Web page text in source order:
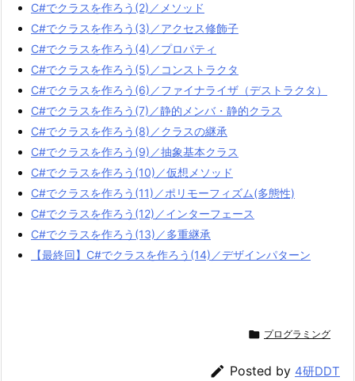
C#でクラスを作ろう(2)／メソッド
C#でクラスを作ろう(3)／アクセス修飾子
C#でクラスを作ろう(4)／プロパティ
C#でクラスを作ろう(5)／コンストラクタ
C#でクラスを作ろう(6)／ファイナライザ（デストラクタ）
C#でクラスを作ろう(7)／静的メンバ・静的クラス
C#でクラスを作ろう(8)／クラスの継承
C#でクラスを作ろう(9)／抽象基本クラス
C#でクラスを作ろう(10)／仮想メソッド
C#でクラスを作ろう(11)／ポリモーフィズム(多態性)
C#でクラスを作ろう(12)／インターフェース
C#でクラスを作ろう(13)／多重継承
【最終回】C#でクラスを作ろう(14)／デザインパターン
 プログラミング
 Posted by 4研DDT